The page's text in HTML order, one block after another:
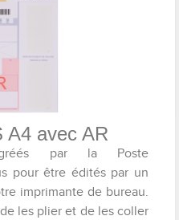
A4 avec AR
par la Poste
pour être édités par un
imprimante de bureau.
les plier et de les coller